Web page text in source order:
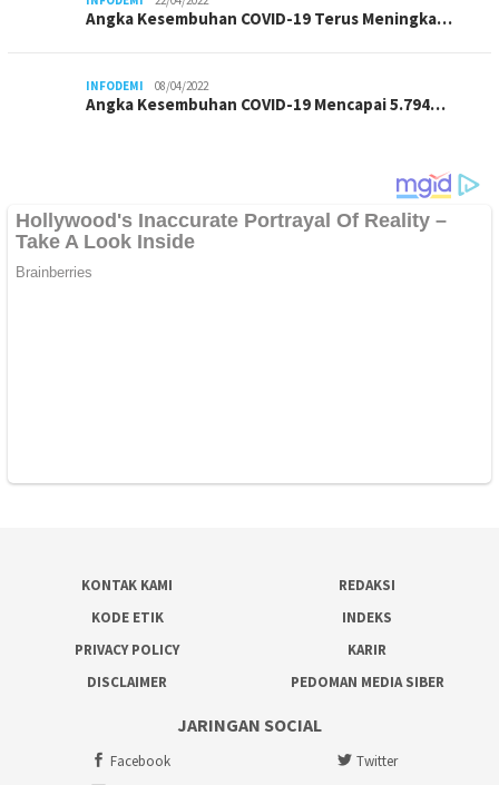
Angka Kesembuhan COVID-19 Terus Meningka…
INFODEMI 08/04/2022
Angka Kesembuhan COVID-19 Mencapai 5.794…
KONTAK KAMI
REDAKSI
KODE ETIK
INDEKS
PRIVACY POLICY
KARIR
DISCLAIMER
PEDOMAN MEDIA SIBER
JARINGAN SOCIAL
Facebook
Twitter